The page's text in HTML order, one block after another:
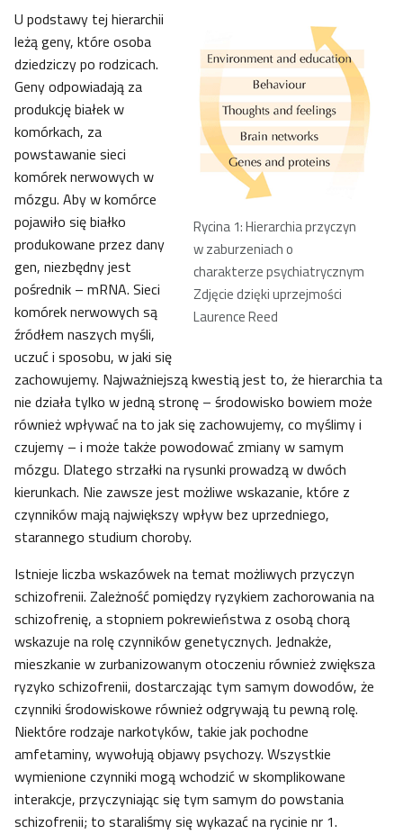
Rycina 1: Hierarchia przyczyn
w zaburzeniach o
charakterze psychiatrycznym
Zdjęcie dzięki uprzejmości
Laurence Reed
U podstawy tej hierarchii
leżą geny, które osoba
dziedziczy po rodzicach.
Geny odpowiadają za
produkcję białek w
komórkach, za
powstawanie sieci
komórek nerwowych w
mózgu. Aby w komórce
pojawiło się białko
produkowane przez dany
gen, niezbędny jest
pośrednik – mRNA. Sieci
komórek nerwowych są
źródłem naszych myśli,
uczuć i sposobu, w jaki się
zachowujemy. Najważniejszą kwestią jest to, że hierarchia ta
nie działa tylko w jedną stronę – środowisko bowiem może
również wpływać na to jak się zachowujemy, co myślimy i
czujemy – i może także powodować zmiany w samym
mózgu. Dlatego strzałki na rysunki prowadzą w dwóch
kierunkach. Nie zawsze jest możliwe wskazanie, które z
czynników mają największy wpływ bez uprzedniego,
starannego studium choroby.
Istnieje liczba wskazówek na temat możliwych przyczyn
schizofrenii. Zależność pomiędzy ryzykiem zachorowania na
schizofrenię, a stopniem pokrewieństwa z osobą chorą
wskazuje na rolę czynników genetycznych. Jednakże,
mieszkanie w zurbanizowanym otoczeniu również zwiększa
ryzyko schizofrenii, dostarczając tym samym dowodów, że
czynniki środowiskowe również odgrywają tu pewną rolę.
Niektóre rodzaje narkotyków, takie jak pochodne
amfetaminy, wywołują objawy psychozy. Wszystkie
wymienione czynniki mogą wchodzić w skomplikowane
interakcje, przyczyniając się tym samym do powstania
schizofrenii; to staraliśmy się wykazać na rycinie nr 1.